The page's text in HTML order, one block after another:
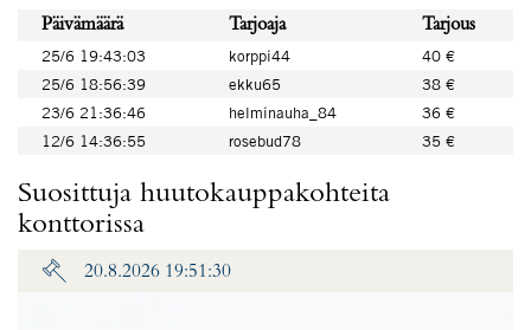
Päivämäärä Tarjoaja
Tarjous
25/6 19:43:03
korppi44
40 €
25/6 18:56:39
ekku65
38 €
23/6 21:36:46
helminauha_84
36 €
12/6 14:36:55
rosebud78 35 €
Suosittuja huutokauppakohteita
konttorissa
20.8.2026 19:51:30